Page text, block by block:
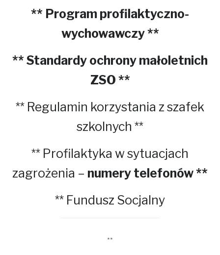
** Program profilaktyczno-
wychowawczy **
** Standardy ochrony małoletnich
ZSO **
** Regulamin korzystania z szafek
szkolnych **
** Profilaktyka w sytuacjach
zagrożenia – numery telefonów **
** Fundusz Socjalny
**